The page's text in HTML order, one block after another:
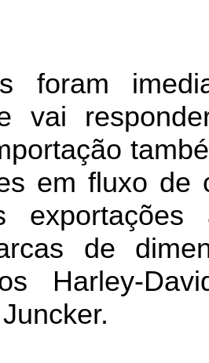
foram
vai
em fluxo de
exportações
de
Harley-